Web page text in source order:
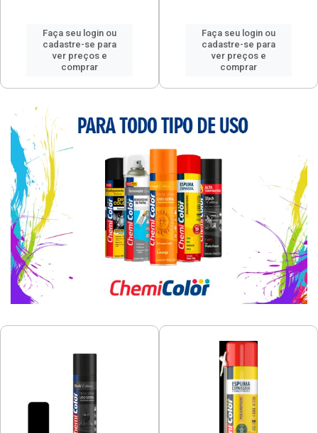
Faça seu login ou
cadastre-se para
ver preços e
comprar
Faça seu login ou
cadastre-se para
ver preços e
comprar